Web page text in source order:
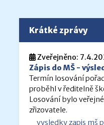
Krátké zprávy
Zveřejněno:
Zápis do MŠ -
Termín losování
proběhl v ředitelně
Losování bylo
zřizovatele.
vysledky zapis mš